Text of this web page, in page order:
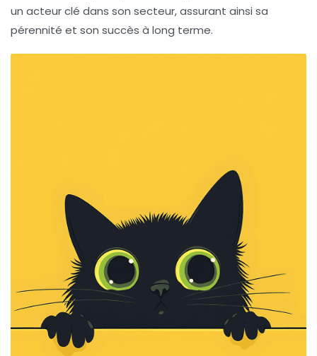
un acteur clé dans son secteur, assurant ainsi sa
pérennité et son succès à long terme.